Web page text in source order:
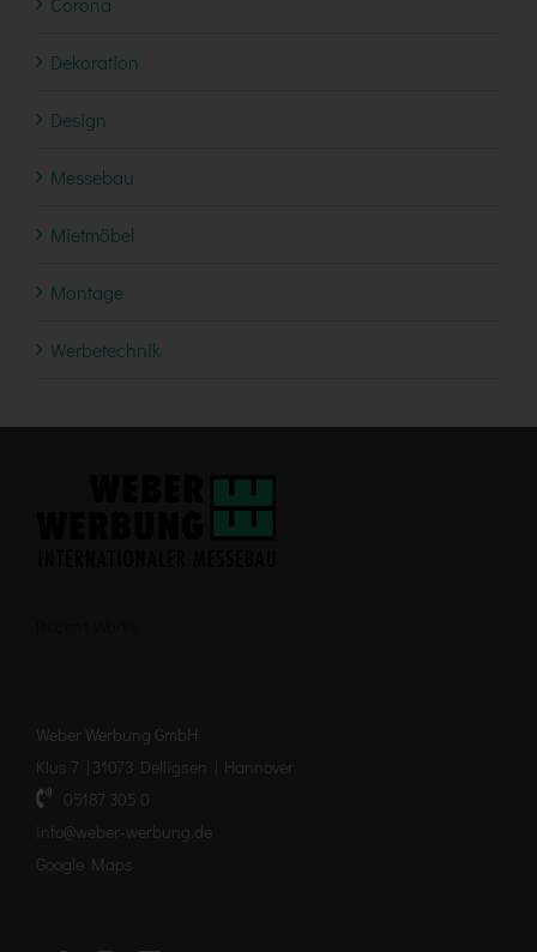
Dekoration
Design
Messebau
Mietmöbel
Montage
Werbetechnik
Weber Werbung GmbH
Klus 7 | 31073 Delligsen | Hannover
05187 305 0
info@weber-werbung.de
Google Maps